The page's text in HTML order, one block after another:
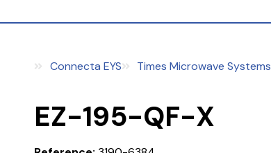
Connecta EYS Times Microwave Systems
EZ-195-QF-X